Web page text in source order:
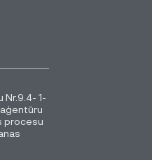
Nr.9.4- 1-
procesu